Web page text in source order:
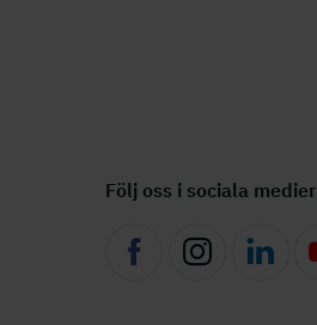
Följ oss i sociala medier